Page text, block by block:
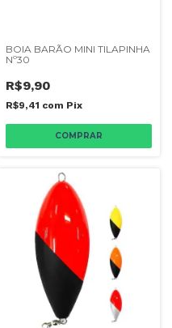
BOIA BARÃO MINI TILAPINHA
Nº30
R$9,90
R$9,41 com Pix